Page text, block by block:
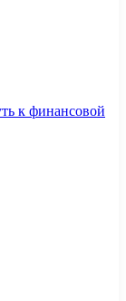
к финансовой